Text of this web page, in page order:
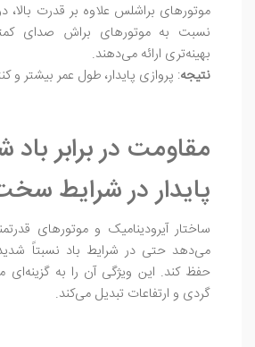
موتورهای براشلس علاوه بر قدرت بالا،
نسبت به موتورهای براش صدای
بهینه‌تری ارائه می‌دهند.
نتیجه: پروازی پایدار، طول عمر بیشتر و
مقاومت در برابر باد
پایدار در شرایط
می‌دهد حتی در شرایط باد نسبتاً
حفظ کند. این ویژگی آن را به
گردی و ارتفاعات تبدیل می‌کند.